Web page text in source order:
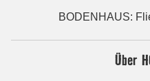
BODENHAUS:
Über